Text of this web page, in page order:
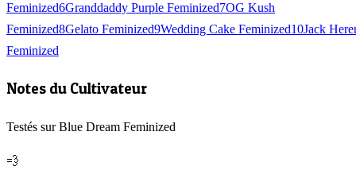
Feminized6Granddaddy Purple Feminized7OG Kush
Feminized8Gelato Feminized9Wedding Cake Feminized10Jack
Feminized
Notes du Cultivateur
Testés sur Blue Dream Feminized
💨